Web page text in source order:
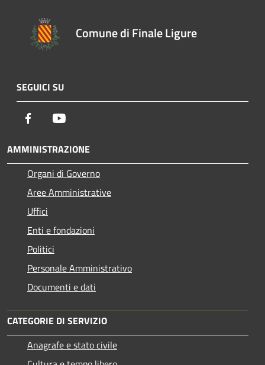
Comune di Finale Ligure
SEGUICI SU
Facebook
AMMINISTRAZIONE
Organi di Governo
Aree Amministrative
Uffici
Enti e fondazioni
Politici
Personale Amministrativo
Documenti e dati
CATEGORIE DI SERVIZIO
Anagrafe e stato civile